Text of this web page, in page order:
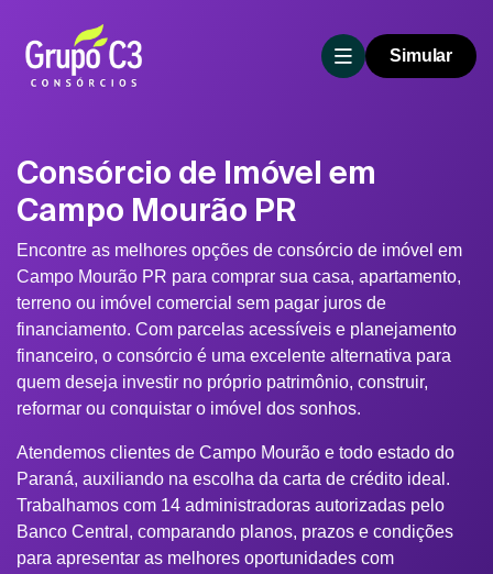
Simular
Consórcio de Imóvel em
Campo Mourão PR
Encontre as melhores opções de consórcio de imóvel em
Campo Mourão PR para comprar sua casa, apartamento,
terreno ou imóvel comercial sem pagar juros de
financiamento. Com parcelas acessíveis e planejamento
financeiro, o consórcio é uma excelente alternativa para
quem deseja investir no próprio patrimônio, construir,
reformar ou conquistar o imóvel dos sonhos.
Atendemos clientes de Campo Mourão e todo estado do
Paraná, auxiliando na escolha da carta de crédito ideal.
Trabalhamos com 14 administradoras autorizadas pelo
Banco Central, comparando planos, prazos e condições
para apresentar as melhores oportunidades com